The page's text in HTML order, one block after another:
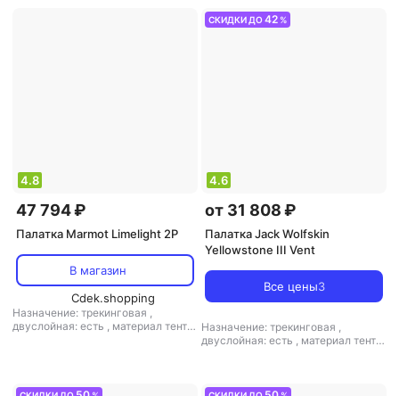
4.8
47 794 ₽
Палатка Marmot Limelight 2P
В магазин
Cdek.shopping
Назначение: трекинговая ,
двуслойная: есть , материал тента:
СКИДКИ ДО42 %
4.6
от 31 808 ₽
Палатка Jack Wolfskin
Yellowstone III Vent
Все цены3
Назначение: трекинговая ,
двуслойная: есть , материал тента: